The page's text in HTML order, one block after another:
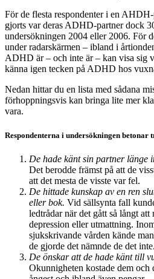
För de flesta respondenter i en
gjorts var deras ADHD-partner dock
undersökningen 2004 eller 2006. För
under radarskärmen – ibland i
ADHD är – och inte är – kan visa sig
känna igen tecken på ADHD hos
Nedan hittar du en lista med sådana
förhoppningsvis kan bringa lite mer
vara.
Respondenterna i undersökningen
De hade känt sin partner länge
Det berodde främst på att de
att det mesta de visste var fel.
De hittade kunskap av en ren
eller bok. Vid sällsynta fall
ledtrådar när det gått så långt
depression eller utmattning.
sjukskrivande vården kände
de gjorde det nämnde de det
De önskar att de hade känt till
Okunnigheten kostade dem